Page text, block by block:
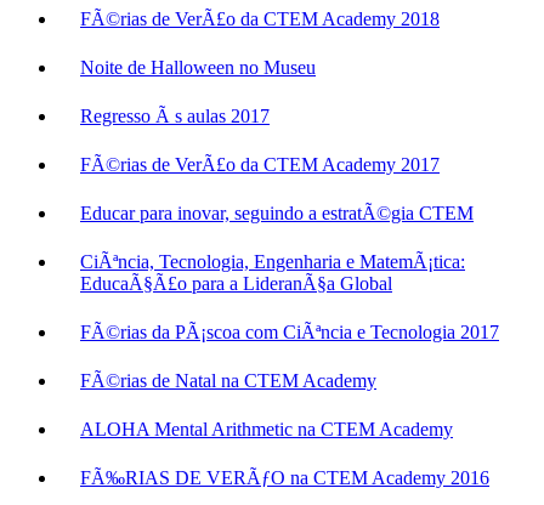
FÃ©rias de VerÃ£o da CTEM Academy 2018
Noite de Halloween no Museu
Regresso Ã s aulas 2017
FÃ©rias de VerÃ£o da CTEM Academy 2017
Educar para inovar, seguindo a estratÃ©gia CTEM
CiÃªncia, Tecnologia, Engenharia e MatemÃ¡tica:
EducaÃ§Ã£o para a LideranÃ§a Global
FÃ©rias da PÃ¡scoa com CiÃªncia e Tecnologia 2017
FÃ©rias de Natal na CTEM Academy
ALOHA Mental Arithmetic na CTEM Academy
FÃ‰RIAS DE VERÃƒO na CTEM Academy 2016